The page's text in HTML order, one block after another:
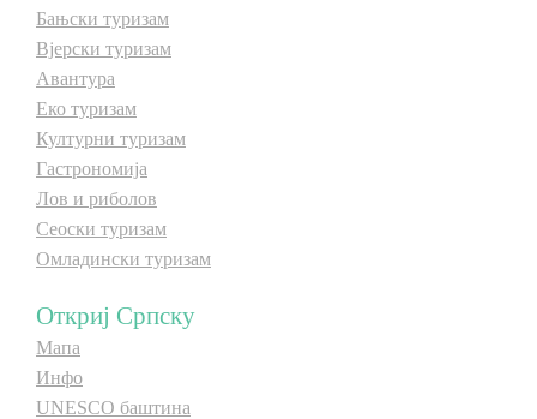
Бањски туризам
Вјерски туризам
Авантура
Еко туризам
Културни туризам
Гастрономија
Лов и риболов
Сеоски туризам
Омладински туризам
Откриј Српску
Мапа
Инфо
UNESCO баштина